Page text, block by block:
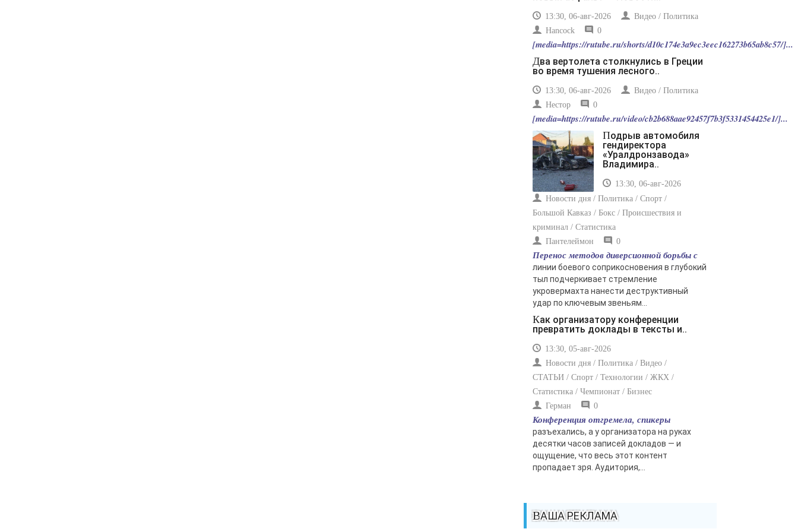
полезен никому, кроме того, кто его дал.
-- Люблю давать советы и очень не люблю, когда их
13:30, 06-авг-2026
Видео / Политика
Hancock
0
[media=https://rutube.ru/shorts/d10c174e3a9ec3eec162273b65ab8c57/]...
Два вертолета столкнулись в Греции
во время тушения лесного..
13:30, 06-авг-2026
Видео / Политика
Нестор
0
[media=https://rutube.ru/video/cb2b688aae92457f7b3f5331454425e1/]...
Подрыв автомобиля
гендиректора
«Уралдронзавода»
Владимира..
13:30, 06-авг-2026
Новости дня / Политика / Спорт /
Большой Кавказ / Бокс / Происшествия и
криминал / Статистика
Пантелеймон
0
Перенос методов диверсионной борьбы с
линии боевого соприкосновения в глубокий
тыл подчеркивает стремление
укровермахта нанести деструктивный
удар по ключевым звеньям...
Как организатору конференции
превратить доклады в тексты и..
13:30, 05-авг-2026
Новости дня / Политика / Видео /
СТАТЬИ / Спорт / Технологии / ЖКХ /
Статистика / Чемпионат / Бизнес
Герман
0
Конференция отгремела, спикеры
разъехались, а у организатора на руках
десятки часов записей докладов — и
ощущение, что весь этот контент
пропадает зря. Аудитория,...
ВАША РЕКЛАМА